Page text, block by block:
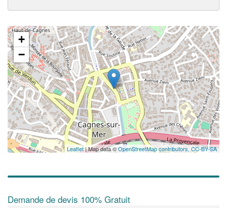
+
−
Leaflet| Map data ©OpenStreetMap contributors, CC-BY-SA
Demande de devis 100% Gratuit